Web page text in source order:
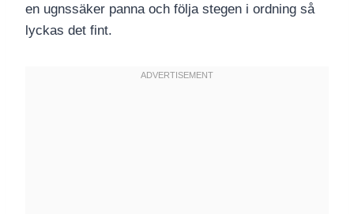
en ugnssäker panna och följa stegen i ordning så
lyckas det fint.